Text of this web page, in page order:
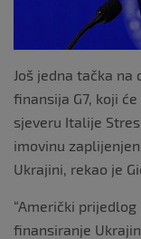
Još jedna tačka
finansija G7, koji
sjeveru Italije
imovinu
Ukrajini, rekao je
“Američki
finansiranje